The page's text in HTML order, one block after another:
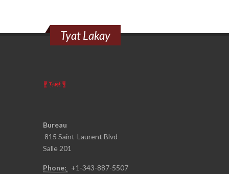
Tyat Lakay
Bureau
815 Saint-Laurent Blvd
Salle 201
Phone: +1-343-887-5507